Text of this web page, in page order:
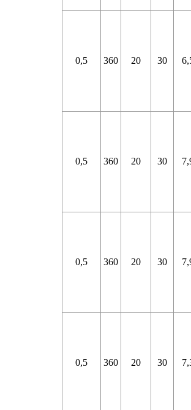
0,5 360 20 30
0,5 360 20 30
0,5 360 20 30
0,5 360 20 30